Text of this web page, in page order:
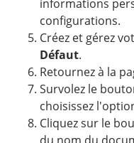
informations
configurations.
Créez et gérez
Défaut.
Retournez à la
Survolez le
choisissez
Cliquez sur le